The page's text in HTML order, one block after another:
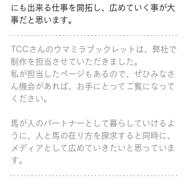
にも出来る仕事を開拓し、広めていく事が大
事だと思います。
TCCさんのウマミラブックレットは、弊社で
制作を担当させていただきました。
私が担当したページもあるので、ぜひみなさ
ん機会があれば、お手にとってご覧になって
ください。
馬が人のパートナーとして暮らしていけるよ
うに、人と馬の在り方を探求すると同時に、
メディアとして広めていきたいと思っていま
す。